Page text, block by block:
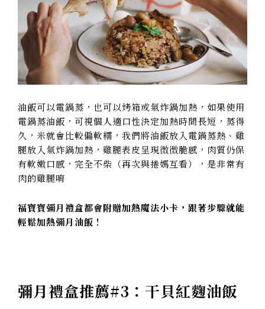
油飯可以電鍋蒸，也可以烤箱或氣炸鍋加熱，如果使用
電鍋蒸油飯，可視個人適口性決定加熱時間長短，蒸得
久，米就會比較偏軟糯，我們將油飯放入電鍋蒸熱、雞
腿放入氣炸鍋加熱，雞腿表皮呈現微微脆感，肉質仍保
有軟嫩口感，完全不柴（再次與捲媽互看），是非常有
肉的雞腿唷
福寶寶彌月禮盒都會附贈加熱魔法小卡，跟著步驟就能
輕鬆加熱彌月油飯！
彌月禮盒推薦#3：干貝紅麴油飯